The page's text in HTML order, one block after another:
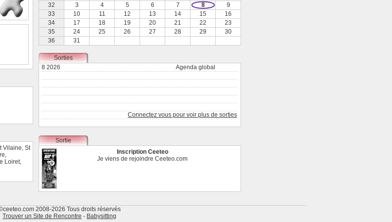
Vilaine, St
,
Loiret,
32
3 4 5 6 7 8
9
33
10 11 12 13 14 15
16
34
17 18 19 20 21 22
23
35
24 25 26 27 28 29
30
36
31
Sorties
8 2026
Agenda global
Connectez vous pour voir plus de sorties
Sortie
Inscription Ceeteo
Je viens de rejoindre Ceeteo.com
2008-2026 Tous droits réservés
Trouver un Site de Rencontre - Babysitting